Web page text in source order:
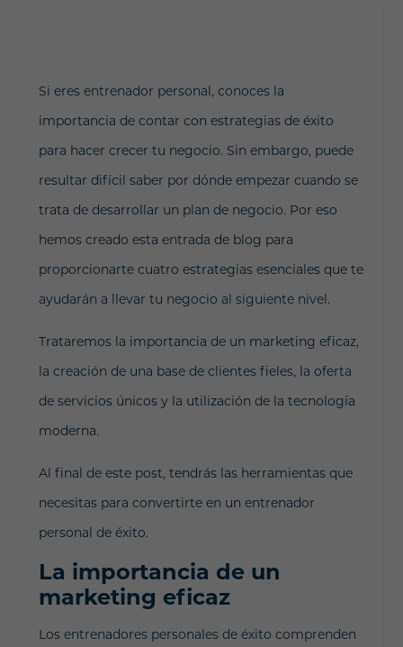
Si eres entrenador personal, conoces la
importancia de contar con estrategias de éxito
para hacer crecer tu negocio. Sin embargo, puede
resultar difícil saber por dónde empezar cuando se
trata de desarrollar un plan de negocio. Por eso
hemos creado esta entrada de blog para
proporcionarte cuatro estrategias esenciales que te
ayudarán a llevar tu negocio al siguiente nivel.
Trataremos la importancia de un marketing eficaz,
la creación de una base de clientes fieles, la oferta
de servicios únicos y la utilización de la tecnología
moderna.
Al final de este post, tendrás las herramientas que
necesitas para convertirte en un entrenador
personal de éxito.
La importancia de un
marketing eficaz
Los entrenadores personales de éxito comprenden